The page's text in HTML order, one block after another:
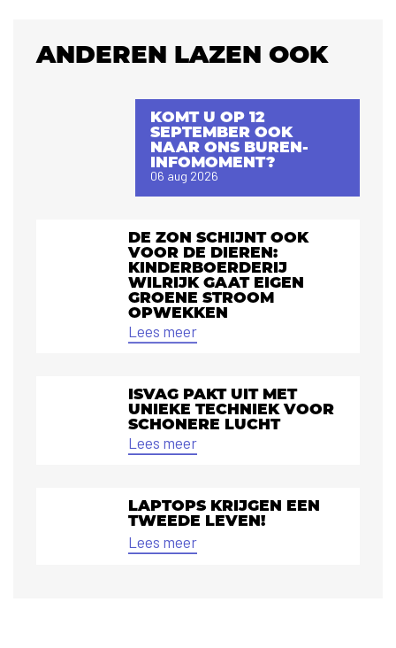
ANDEREN LAZEN OOK
KOMT U OP 12
SEPTEMBER OOK
NAAR ONS BUREN-
INFOMOMENT?
06 aug 2026
DE ZON SCHIJNT OOK
VOOR DE DIEREN:
KINDERBOERDERIJ
WILRIJK GAAT EIGEN
GROENE STROOM
OPWEKKEN
Lees meer
ISVAG PAKT UIT MET
UNIEKE TECHNIEK VOOR
SCHONERE LUCHT
Lees meer
LAPTOPS KRIJGEN EEN
TWEEDE LEVEN!
Lees meer